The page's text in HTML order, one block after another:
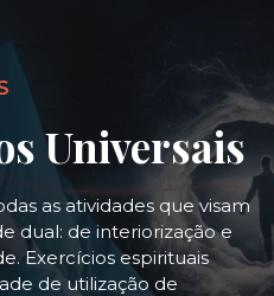
Universais
as atividades que visam
dual: de interiorização e
Exercícios espirituais
de utilização de